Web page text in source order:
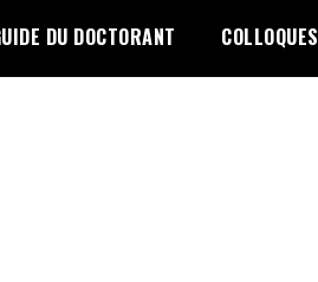
DU DOCTORANT COLLOQUES